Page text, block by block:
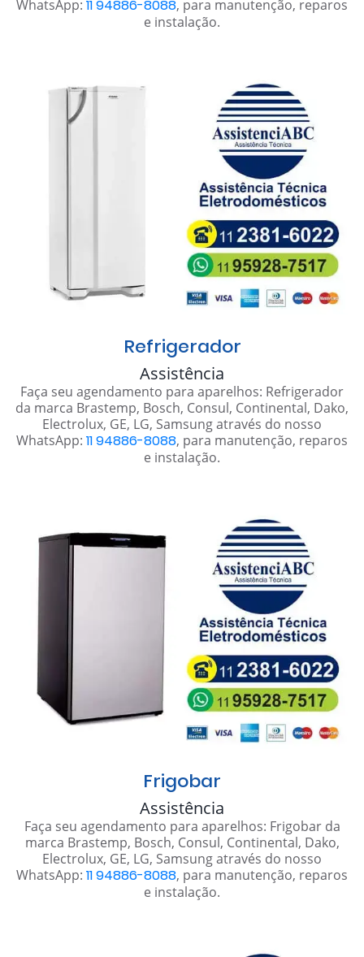
WhatsApp: 11 94886-8088, para manutenção, reparos
e instalação.
Refrigerador
Assistência
Faça seu agendamento para aparelhos: Refrigerador
da marca Brastemp, Bosch, Consul, Continental, Dako,
Electrolux, GE, LG, Samsung através do nosso
WhatsApp: 11 94886-8088, para manutenção, reparos
e instalação.
Frigobar
Assistência
Faça seu agendamento para aparelhos: Frigobar da
marca Brastemp, Bosch, Consul, Continental, Dako,
Electrolux, GE, LG, Samsung através do nosso
WhatsApp: 11 94886-8088, para manutenção, reparos
e instalação.